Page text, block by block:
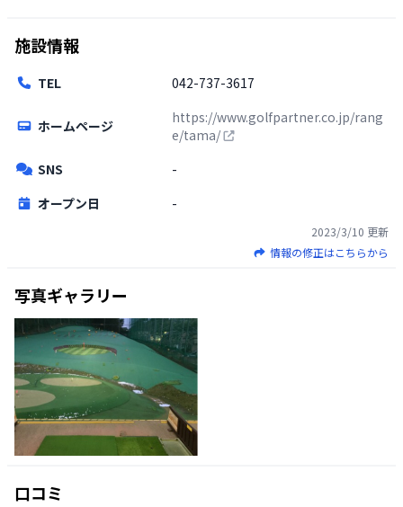
施設情報
TEL 042-737-3617
ホームページ
https://www.golfpartner.co.jp/rang
e/tama/
SNS
-
オープン日
-
2023/3/10 更新
情報の修正はこちらから
写真ギャラリー
口コミ